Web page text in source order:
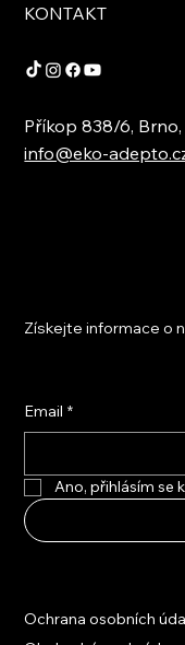
KONTAKT
Příkop 838/6, Brno,
info@eko-
Získejte informace o
Email *
Ano, přihlásím se
Ochrana osobních